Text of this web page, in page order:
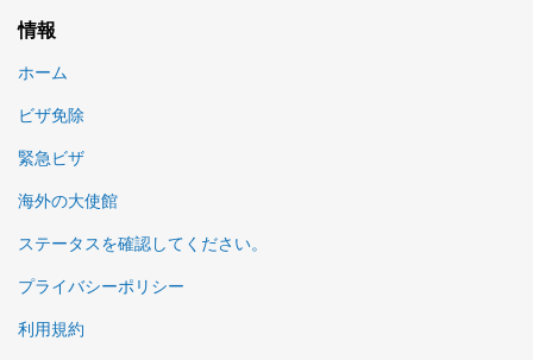
情報
ホーム
ビザ免除
緊急ビザ
海外の大使館
ステータスを確認してください。
プライバシーポリシー
利用規約